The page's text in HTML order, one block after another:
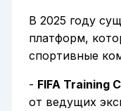
В 2025 году
платформ,
спортивные
- FIFA Training
от ведущих